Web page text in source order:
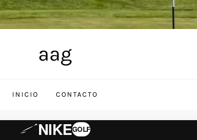
aag
INICIO CONTACTO
NIKEGOLF